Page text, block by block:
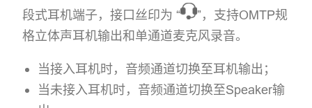
段式耳机端子，接口丝印为 “
”，支持OMTP规
格立体声耳机输出和单通道麦克风录音。
当接入耳机时，音频通道切换至耳机输出；
当未接入耳机时，音频通道切换至Speaker输